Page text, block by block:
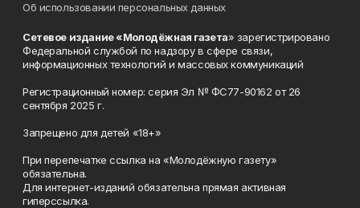
Об использовании персональных данных
Сетевое издание «Молодёжная газета» зарегистрировано
Федеральной службой по надзору в сфере связи,
информационных технологий и массовых коммуникаций
Регистрационный номер: серия Эл № ФС77-90162 от 26
сентября 2025 г.
Запрещено для детей «18+»
При перепечатке ссылка на «Молодёжную газету»
обязательна.
Для интернет-изданий обязательна прямая активная
гиперссылка.